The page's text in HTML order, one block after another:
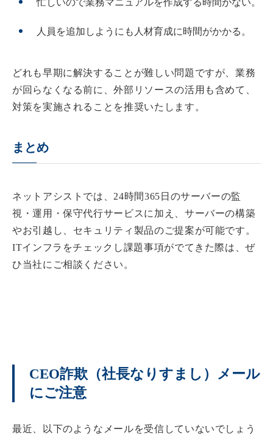
忙しいので業務マニュアルを作成する時間がない。
人員を追加しようにも人材育成に時間がかかる。
どれも早期に解決することが難しい問題ですが、業務
が回らなくなる前に、外部リソースの活用も含めて、
対策を実施されることを推奨いたします。
まとめ
ネットアシストでは、24時間365日のサーバーの監
視・運用・保守代行サービスに加え、サーバーの構築
やお引越し、セキュリティ製品のご提案が可能です。
ITインフラをチェックし課題事項がでてきた際は、ぜ
ひ当社にご相談ください。
CEO詐欺（社長なりすまし）メール
にご注意
最近、以下のようなメールを受信していないでしょう